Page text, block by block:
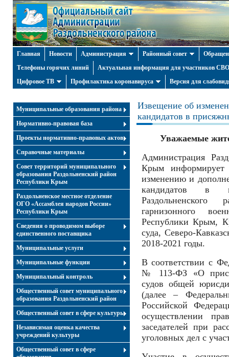
Главная Новости Администрация Районный совет
Телефоны горячих линий
Актуальная информация для участников СВО
Цифровое ТВ
Профилактика коронавируса Версия для
Муниципальные образования района
Нормативно-правовая база
Проекты нормативно-правовых актов
Справочные материалы
Совет территорий муниципального
образования Раздольненский район
Республики Крым
Раздольненское местное отделение
ОГО «Ассамблея народов России»
Республики Крым
Cведения о проводимом выборе
единственного поставщика
Муниципальные услуги
Муниципальные функции
Муниципальный контроль
Общественный совет муниципального
образования Раздольненский район
Общественный совет в сфере культуры
Независимая оценка качества
учреждений культуры
Общественный совет в сфере
Извещение об
кандидатов в
Уважаемые
Администрация
Крым
изменению и
кандидатов в
Раздольненского
гарнизонного
Республики Крым,
суда, Северо-
2018-2021 годы.
В соответствии с
№ 113-ФЗ «О
судов общей
(далее –
Российской
осуществлении
заседателей при
уголовных дел с